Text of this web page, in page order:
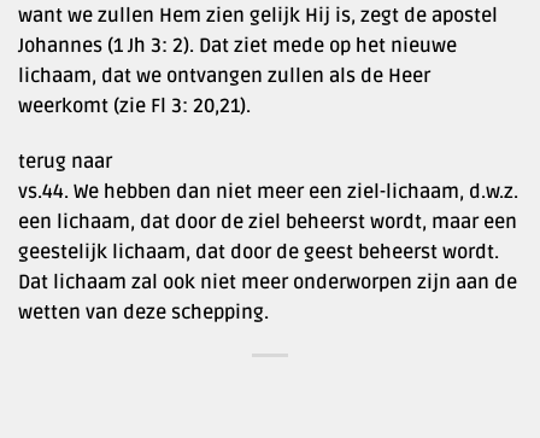
want we zullen Hem zien gelijk Hij is, zegt de apostel
Johannes (1 Jh 3: 2). Dat ziet mede op het nieuwe
lichaam, dat we ontvangen zullen als de Heer
weerkomt (zie Fl 3: 20,21).
terug naar
vs.44. We hebben dan niet meer een ziel-lichaam, d.w.z.
een lichaam, dat door de ziel beheerst wordt, maar een
geestelijk lichaam, dat door de geest beheerst wordt.
Dat lichaam zal ook niet meer onderworpen zijn aan de
wetten van deze schepping.